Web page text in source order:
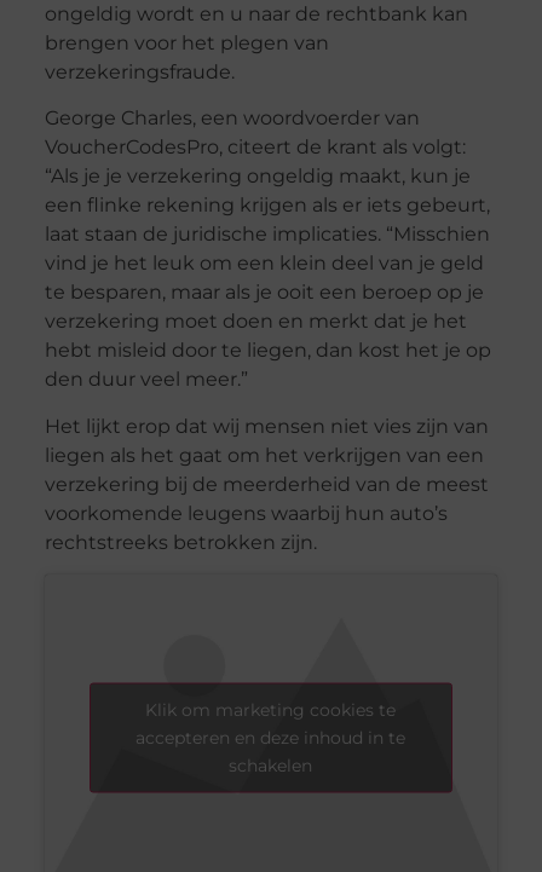
ongeldig wordt en u naar de rechtbank kan
brengen voor het plegen van
verzekeringsfraude.
George Charles, een woordvoerder van
VoucherCodesPro, citeert de krant als volgt:
“Als je je verzekering ongeldig maakt, kun je
een flinke rekening krijgen als er iets gebeurt,
laat staan ​​de juridische implicaties. “Misschien
vind je het leuk om een ​​klein deel van je geld
te besparen, maar als je ooit een beroep op je
verzekering moet doen en merkt dat je het
hebt misleid door te liegen, dan kost het je op
den duur veel meer.”
Het lijkt erop dat wij mensen niet vies zijn van
liegen als het gaat om het verkrijgen van een
verzekering bij de meerderheid van de meest
voorkomende leugens waarbij hun auto’s
rechtstreeks betrokken zijn.
Klik om marketing cookies te
accepteren en deze inhoud in te
schakelen